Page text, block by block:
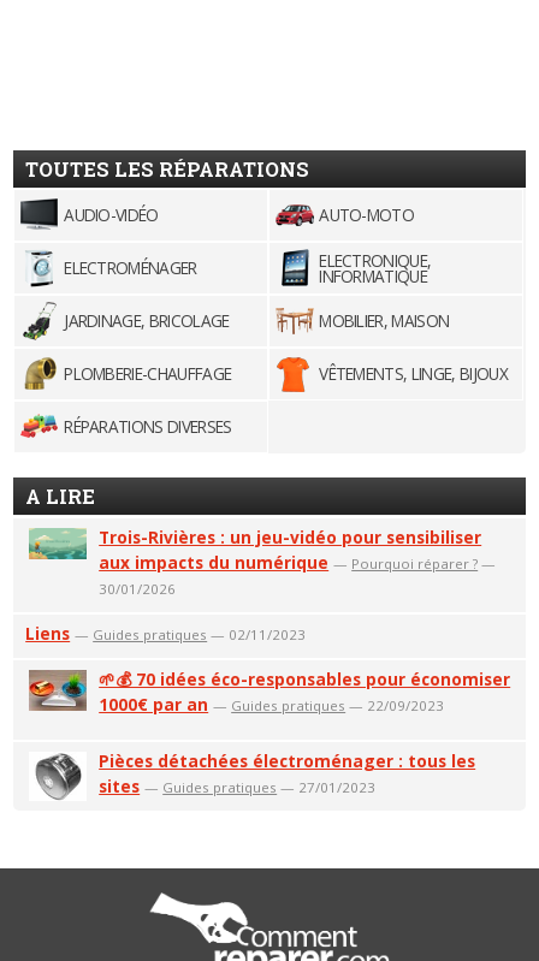
TOUTES LES RÉPARATIONS
AUDIO-VIDÉO AUTO-MOTO
ELECTROMÉNAGER ELECTRONIQUE,
INFORMATIQUE
JARDINAGE, BRICOLAGE
MOBILIER, MAISON
PLOMBERIE-CHAUFFAGE VÊTEMENTS, LINGE, BIJOUX
RÉPARATIONS DIVERSES
A LIRE
Trois-Rivières : un jeu-vidéo pour sensibiliser
aux impacts du numérique — Pourquoi réparer ? —
30/01/2026
Liens — Guides pratiques — 02/11/2023
🌱💰 70 idées éco-responsables pour économiser
1000€ par an — Guides pratiques — 22/09/2023
Pièces détachées électroménager : tous les
sites — Guides pratiques — 27/01/2023